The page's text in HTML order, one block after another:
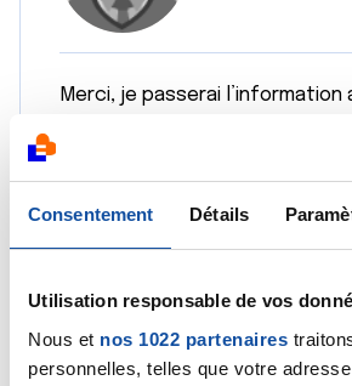
Consentement Détails
Utilisation responsable de vos
Nous et nos 1022 partenaires
personnelles, telles que votre
Merci, je passerai l’information